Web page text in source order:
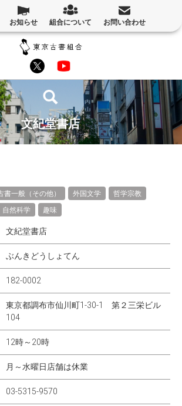
お知らせ 組合について お問い合わせ
文紀堂書店
書一般（その他） 外国文学
哲学宗教
自然科学 趣味
文紀堂書店
ぶんきどうしょてん
182-0002
東京都調布市仙川町1-30-1 第２三栄ビル
104
12時～20時
月～水曜日店舗は休業
03-5315-9570